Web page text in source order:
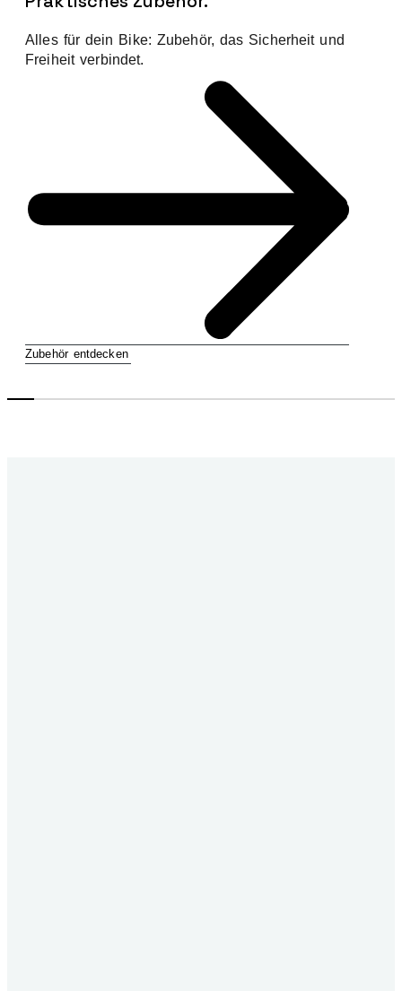
Alles für dein Bike: Zubehör, das Sicherheit und
Freiheit verbindet.
Zubehör entdecken